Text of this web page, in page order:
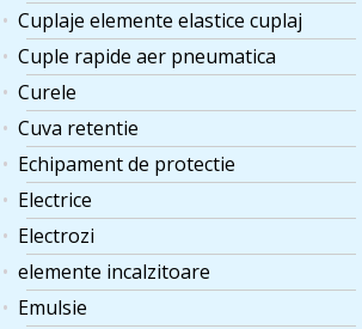
Cuplaje elemente elastice cuplaj
Cuple rapide aer pneumatica
Curele
Cuva retentie
Echipament de protectie
Electrice
Electrozi
elemente incalzitoare
Emulsie